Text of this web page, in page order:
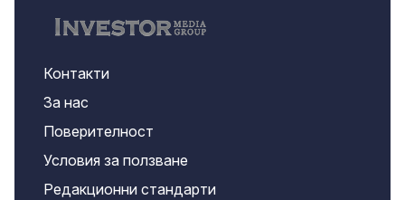
Контакти
За нас
Поверителност
Условия за ползване
Редакционни стандарти